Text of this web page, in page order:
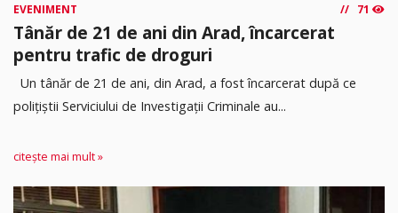
EVENIMENT 71
Tânăr de 21 de ani din Arad, încarcerat
pentru trafic de droguri
Un tânăr de 21 de ani, din Arad, a fost încarcerat după ce
polițiștii Serviciului de Investigații Criminale au...
citește mai mult »